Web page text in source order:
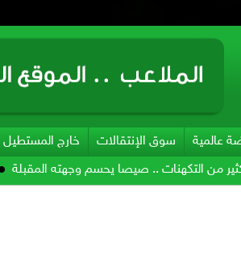
عالمية سوق الإنتقالات خارج المستطيل
.. صيصا يحسم وجهته المقبلة الرمثا